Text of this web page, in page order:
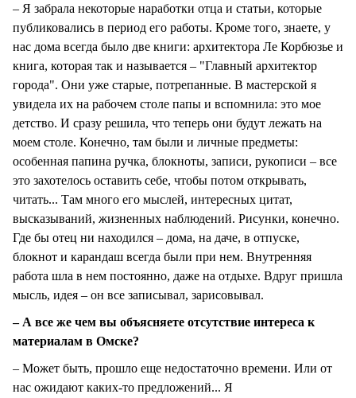
– Я забрала некоторые наработки отца и статьи, которые
публиковались в период его работы. Кроме того, знаете, у
нас дома всегда было две книги: архитектора Ле Корбюзье и
книга, которая так и называется – "Главный архитектор
города". Они уже старые, потрепанные. В мастерской я
увидела их на рабочем столе папы и вспомнила: это мое
детство. И сразу решила, что теперь они будут лежать на
моем столе. Конечно, там были и личные предметы:
особенная папина ручка, блокноты, записи, рукописи – все
это захотелось оставить себе, чтобы потом открывать,
читать... Там много его мыслей, интересных цитат,
высказываний, жизненных наблюдений. Рисунки, конечно.
Где бы отец ни находился – дома, на даче, в отпуске,
блокнот и карандаш всегда были при нем. Внутренняя
работа шла в нем постоянно, даже на отдыхе. Вдруг пришла
мысль, идея – он все записывал, зарисовывал.
– А все же чем вы объясняете отсутствие интереса к
материалам в Омске?
– Может быть, прошло еще недостаточно времени. Или от
нас ожидают каких-то предложений... Я